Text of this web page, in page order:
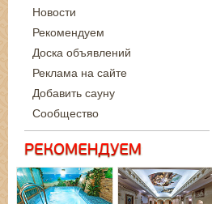
Новости
Рекомендуем
Доска объявлений
Реклама на сайте
Добавить сауну
Сообщество